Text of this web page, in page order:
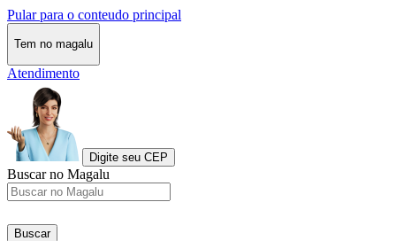
Pular para o conteudo principal
Tem no magalu
Atendimento
Digite seu CEP
Buscar no Magalu
Buscar